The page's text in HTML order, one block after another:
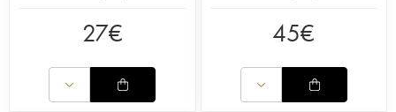
27€ 45€